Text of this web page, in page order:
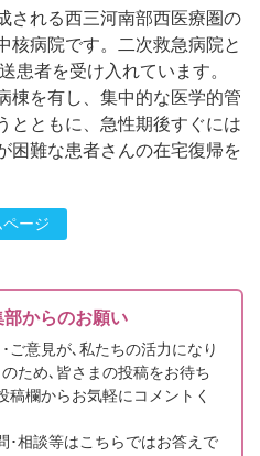
される西三河南部西医療圏の
核病院です。二次救急病院と
患者を受け入れています。
棟を有し、集中的な医学的管
とともに、急性期後すぐには
困難な患者さんの在宅復帰を
ージ
部からのお願い
ご意見が､私たちの活力になり
ため､皆さまの投稿をお待ち
稿欄からお気軽にコメントく
･相談等はこちらではお答えで